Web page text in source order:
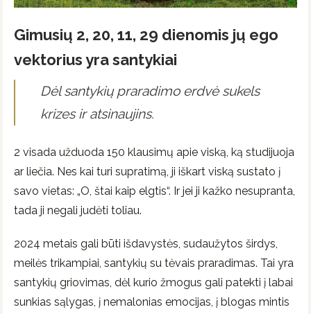
Gimusių 2, 20, 11, 29 dienomis jų ego
vektorius yra santykiai
Dėl santykių praradimo erdvė sukels
krizes ir atsinaujins.
2 visada užduoda 150 klausimų apie viską, ką studijuoja
ar liečia. Nes kai turi supratimą, ji iškart viską sustato į
savo vietas: „O, štai kaip elgtis“. Ir jei ji kažko nesupranta,
tada ji negali judėti toliau.
2024 metais gali būti išdavystės, sudaužytos širdys,
meilės trikampiai, santykių su tėvais praradimas. Tai yra
santykių griovimas, dėl kurio žmogus gali patekti į labai
sunkias sąlygas, į nemalonias emocijas, į blogas mintis